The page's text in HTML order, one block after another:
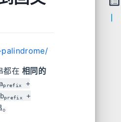
都在相同的
prefix
+
prefix +